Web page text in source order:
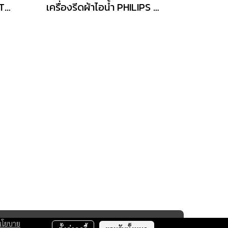
เตารีด ไอน้ำ HELLO KITTY | รุ่น HD-204 เครื่องรีดผ้าไอน้ำ PHILIPS รุ่น STE1020/40
ยบาย